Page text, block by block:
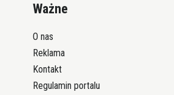
Ważne
O nas
Reklama
Kontakt
Regulamin portalu